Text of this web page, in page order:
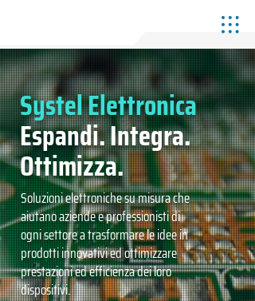
Systel Elettronica
Espandi. Integra.
Ottimizza.
Soluzioni elettroniche su misura che
aiutano aziende e professionisti di
ogni settore a trasformare le idee in
prodotti innovativi ed ottimizzare
prestazioni ed efficienza dei loro
dispositivi.